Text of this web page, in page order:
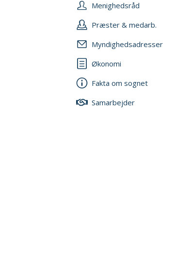
Menighedsråd
Præster & medarb.
Myndighedsadresser
Økonomi
Fakta om sognet
Samarbejder